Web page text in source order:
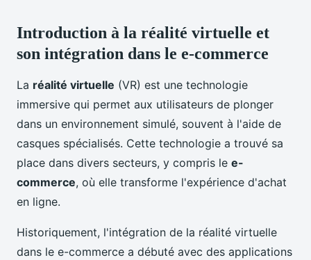
Introduction à la réalité virtuelle et
son intégration dans le e-commerce
La réalité virtuelle (VR) est une technologie
immersive qui permet aux utilisateurs de plonger
dans un environnement simulé, souvent à l'aide de
casques spécialisés. Cette technologie a trouvé sa
place dans divers secteurs, y compris le e-
commerce, où elle transforme l'expérience d'achat
en ligne.
Historiquement, l'intégration de la réalité virtuelle
dans le e-commerce a débuté avec des applications